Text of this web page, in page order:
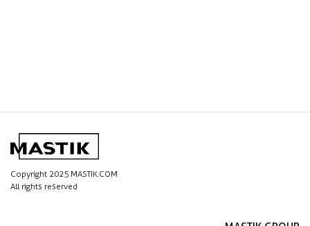
Copyright 2025 MASTIK.COM
All rights reserved